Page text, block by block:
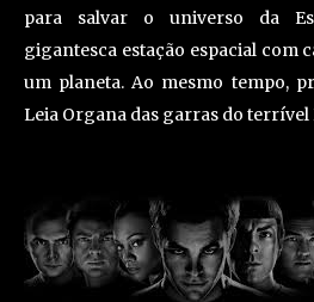
para salvar o universo da
gigantesca estação espacial com
um planeta. Ao mesmo tempo,
Leia Organa das garras do terrível